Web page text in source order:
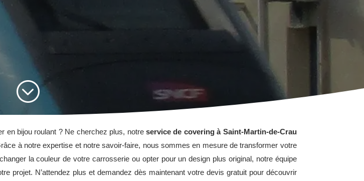
;
en bijou roulant ? Ne cherchez plus, notreservice de covering à Saint-Martin-de-Crau
à notre expertise et notre savoir-faire, nous sommes en mesure de transformer votre
la couleur de votre carrosserie ou opter pour un design plus original, notre équipe
projet. N’attendez plus et demandez dès maintenant votre devis gratuit pour découvrir